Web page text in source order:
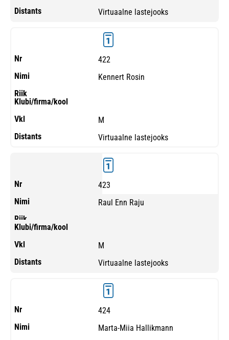
Virtuaalne lastejooks
422
Kennert Rosin
M
Virtuaalne lastejooks
423
Raul Enn Raju
M
Virtuaalne lastejooks
424
Marta-Miia Hallikmann